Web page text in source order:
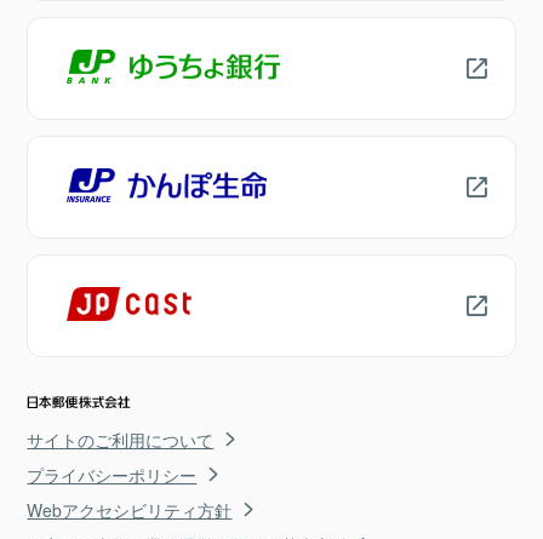
サイトのご利用について
プライバシーポリシー
Webアクセシビリティ方針